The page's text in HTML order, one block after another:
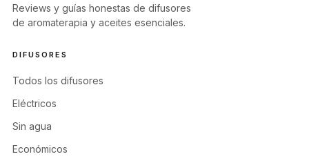
Reviews y guías honestas de difusores
de aromaterapia y aceites esenciales.
DIFUSORES
Todos los difusores
Eléctricos
Sin agua
Económicos